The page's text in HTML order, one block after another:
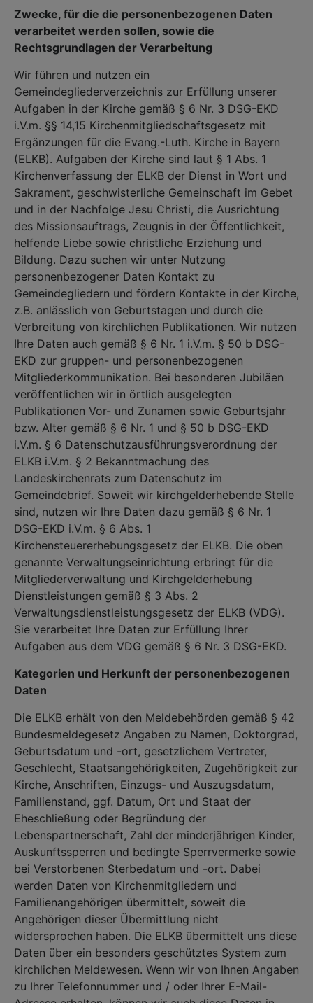
Zwecke, für die die personenbezogenen Daten
verarbeitet werden sollen, sowie die
Rechtsgrundlagen der Verarbeitung
Wir führen und nutzen ein
Gemeindegliederverzeichnis zur Erfüllung unserer
Aufgaben in der Kirche gemäß § 6 Nr. 3 DSG-EKD
i.V.m. §§ 14,15 Kirchenmitgliedschaftsgesetz mit
Ergänzungen für die Evang.-Luth. Kirche in Bayern
(ELKB). Aufgaben der Kirche sind laut § 1 Abs. 1
Kirchenverfassung der ELKB der Dienst in Wort und
Sakrament, geschwisterliche Gemeinschaft im Gebet
und in der Nachfolge Jesu Christi, die Ausrichtung
des Missionsauftrags, Zeugnis in der Öffentlichkeit,
helfende Liebe sowie christliche Erziehung und
Bildung. Dazu suchen wir unter Nutzung
personenbezogener Daten Kontakt zu
Gemeindegliedern und fördern Kontakte in der Kirche,
z.B. anlässlich von Geburtstagen und durch die
Verbreitung von kirchlichen Publikationen. Wir nutzen
Ihre Daten auch gemäß § 6 Nr. 1 i.V.m. § 50 b DSG-
EKD zur gruppen- und personenbezogenen
Mitgliederkommunikation. Bei besonderen Jubiläen
veröffentlichen wir in örtlich ausgelegten
Publikationen Vor- und Zunamen sowie Geburtsjahr
bzw. Alter gemäß § 6 Nr. 1 und § 50 b DSG-EKD
i.V.m. § 6 Datenschutzausführungsverordnung der
ELKB i.V.m. § 2 Bekanntmachung des
Landeskirchenrats zum Datenschutz im
Gemeindebrief. Soweit wir kirchgelderhebende Stelle
sind, nutzen wir Ihre Daten dazu gemäß § 6 Nr. 1
DSG-EKD i.V.m. § 6 Abs. 1
Kirchensteuererhebungsgesetz der ELKB. Die oben
genannte Verwaltungseinrichtung erbringt für die
Mitgliederverwaltung und Kirchgelderhebung
Dienstleistungen gemäß § 3 Abs. 2
Verwaltungsdienstleistungsgesetz der ELKB (VDG).
Sie verarbeitet Ihre Daten zur Erfüllung Ihrer
Aufgaben aus dem VDG gemäß § 6 Nr. 3 DSG-EKD.
Kategorien und Herkunft der personenbezogenen
Daten
Die ELKB erhält von den Meldebehörden gemäß § 42
Bundesmeldegesetz Angaben zu Namen, Doktorgrad,
Geburtsdatum und -ort, gesetzlichem Vertreter,
Geschlecht, Staatsangehörigkeiten, Zugehörigkeit zur
Kirche, Anschriften, Einzugs- und Auszugsdatum,
Familienstand, ggf. Datum, Ort und Staat der
Eheschließung oder Begründung der
Lebenspartnerschaft, Zahl der minderjährigen Kinder,
Auskunftssperren und bedingte Sperrvermerke sowie
bei Verstorbenen Sterbedatum und -ort. Dabei
werden Daten von Kirchenmitgliedern und
Familienangehörigen übermittelt, soweit die
Angehörigen dieser Übermittlung nicht
widersprochen haben. Die ELKB übermittelt uns diese
Daten über ein besonders geschütztes System zum
kirchlichen Meldewesen. Wenn wir von Ihnen Angaben
zu Ihrer Telefonnummer und / oder Ihrer E-Mail-